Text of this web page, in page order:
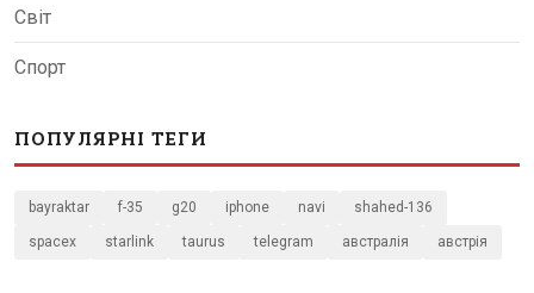
Світ
Спорт
ПОПУЛЯРНІ ТЕГИ
bayraktar f-35 g20 iphone navi shahed-136
spacex starlink taurus telegram австралія австрія